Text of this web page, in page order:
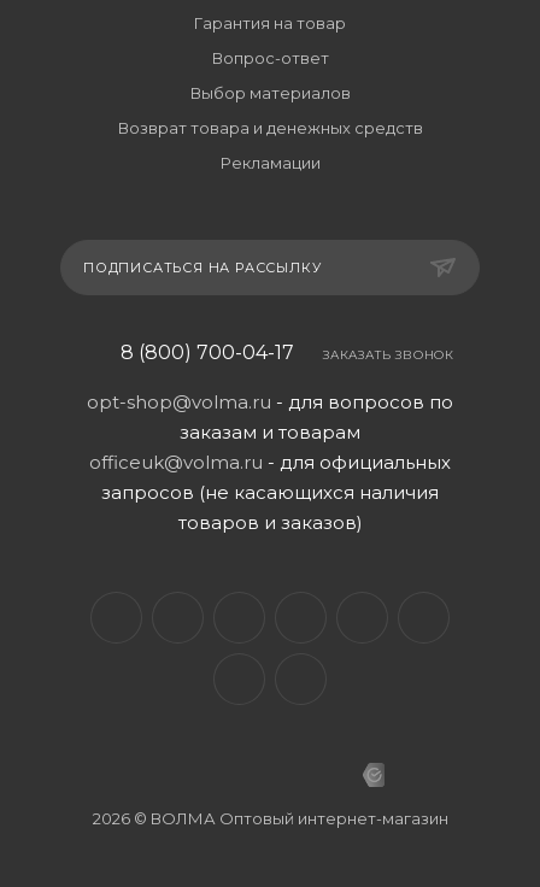
Гарантия на товар
Вопрос-ответ
Выбор материалов
Возврат товара и денежных средств
Рекламации
ПОДПИСАТЬСЯ НА РАССЫЛКУ
8 (800) 700-04-17 ЗАКАЗАТЬ ЗВОНОК
opt-shop@volma.ru - для вопросов по
заказам и товарам
officeuk@volma.ru - для официальных
запросов (не касающихся наличия
товаров и заказов)
2026 © ВОЛМА Оптовый интернет-магазин